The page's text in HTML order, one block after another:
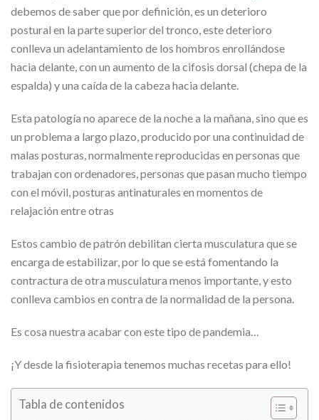
debemos de saber que por definición, es un deterioro
postural en la parte superior del tronco, este deterioro
conlleva un adelantamiento de los hombros enrollándose
hacia delante, con un aumento de la cifosis dorsal (chepa de la
espalda) y una caída de la cabeza hacia delante.
Esta patología no aparece de la noche a la mañana, sino que es
un problema a largo plazo, producido por una continuidad de
malas posturas, normalmente reproducidas en personas que
trabajan con ordenadores, personas que pasan mucho tiempo
con el móvil, posturas antinaturales en momentos de
relajación entre otras
Estos cambio de patrón debilitan cierta musculatura que se
encarga de estabilizar, por lo que se está fomentando la
contractura de otra musculatura menos importante, y esto
conlleva cambios en contra de la normalidad de la persona.
Es cosa nuestra acabar con este tipo de pandemia…
¡Y desde la fisioterapia tenemos muchas recetas para ello!
Tabla de contenidos